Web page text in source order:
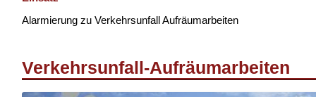
Alarmierung zu Verkehrsunfall Aufräumarbeiten
Verkehrsunfall-Aufräumarbeiten